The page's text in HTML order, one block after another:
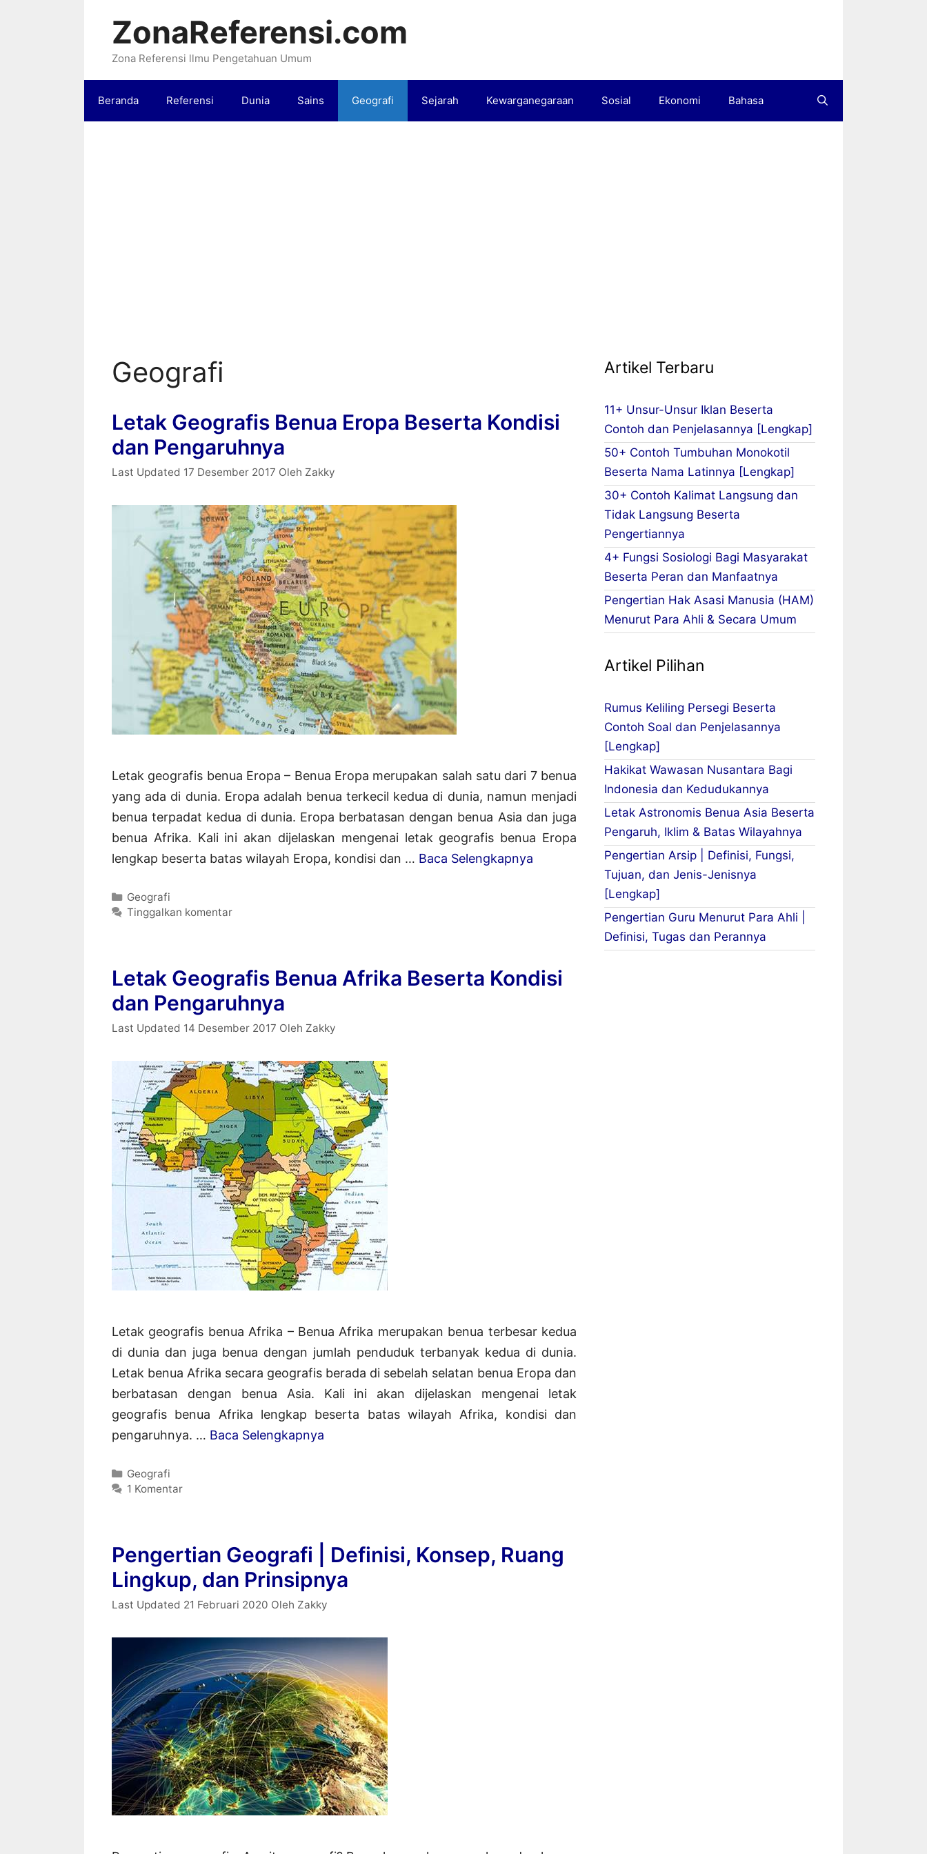
ZonaReferensi.com
Zona Referensi llmu Pengetahuan Umum
Beranda Referensi Dunia Sains Geografi Sejarah Kewarganegaraan Sosial Ekonomi Bahasa
Geografi
Letak Geografis Benua Eropa Beserta Kondisi
dan Pengaruhnya
17 Desember 2017 Oleh Zakky
Letak geografis benua Eropa – Benua Eropa merupakan salah satu dari 7 benua
yang ada di dunia. Eropa adalah benua terkecil kedua di dunia, namun menjadi
benua terpadat kedua di dunia. Eropa berbatasan dengan benua Asia dan juga
benua Afrika. Kali ini akan dijelaskan mengenai letak geografis benua Eropa
lengkap beserta batas wilayah Eropa, kondisi dan … Baca Selengkapnya
dan
Kategori
Geografi
Tinggalkan komentar
Letak Geografis Benua Afrika Beserta Kondisi
dan Pengaruhnya
14 Desember 2017 Oleh Zakky
Letak geografis benua Afrika – Benua Afrika merupakan benua terbesar kedua
di dunia dan juga benua dengan jumlah penduduk terbanyak kedua di dunia.
Letak benua Afrika secara geografis berada di sebelah selatan benua Eropa dan
berbatasan dengan benua Asia. Kali ini akan dijelaskan mengenai letak
geografis benua Afrika lengkap beserta batas wilayah Afrika, kondisi dan
pengaruhnya. … Baca Selengkapnya
dan
Pengaruhnya
Kategori
Geografi
1 Komentar
Pengertian Geografi | Definisi, Konsep, Ruang
Lingkup, dan Prinsipnya
21 Februari 2020 Oleh Zakky
Artikel Terbaru
11+ Unsur-Unsur Iklan Beserta
Contoh dan Penjelasannya [Lengkap]
50+ Contoh Tumbuhan Monokotil
Beserta Nama Latinnya [Lengkap]
30+ Contoh Kalimat Langsung dan
Tidak Langsung Beserta
Pengertiannya
4+ Fungsi Sosiologi Bagi Masyarakat
Beserta Peran dan Manfaatnya
Pengertian Hak Asasi Manusia (HAM)
Menurut Para Ahli & Secara Umum
Artikel Pilihan
Rumus Keliling Persegi Beserta
Contoh Soal dan Penjelasannya
[Lengkap]
Hakikat Wawasan Nusantara Bagi
Indonesia dan Kedudukannya
Letak Astronomis Benua Asia Beserta
Pengaruh, Iklim & Batas Wilayahnya
Pengertian Arsip | Definisi, Fungsi,
Tujuan, dan Jenis-Jenisnya
[Lengkap]
Pengertian Guru Menurut Para Ahli |
Definisi, Tugas dan Perannya